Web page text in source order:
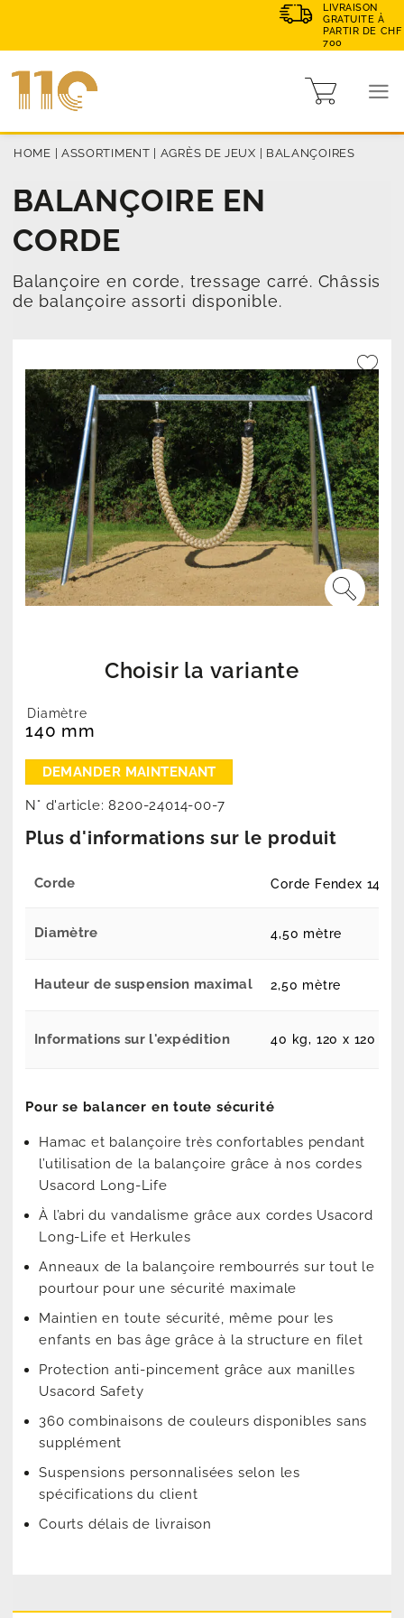
LIVRAISON
GRATUITE À
PARTIR DE CHF
700
HOME ASSORTIMENT AGRÈS DE JEUX BALANÇOIRES
BALANÇOIRE EN
CORDE
Balançoire en corde, tressage carré. Châssis
de balançoire assorti disponible.
Choisir la variante
Diamètre
140 mm
N° d'article:8200-24014-00-7
Plus d'informations sur le produit
Corde Corde Fendex 140
Diamètre 4,50 mètre
Hauteur de suspension maximal 2,50 mètre
Informations sur l'expédition 40 kg, 120 x 120 x
Pour se balancer en toute sécurité
Hamac et balançoire très confortables pendant
l’utilisation de la balançoire grâce à nos cordes
Usacord Long-Life
À l’abri du vandalisme grâce aux cordes Usacord
Long-Life et Herkules
Anneaux de la balançoire rembourrés sur tout le
pourtour pour une sécurité maximale
Maintien en toute sécurité, même pour les
enfants en bas âge grâce à la structure en filet
Protection anti-pincement grâce aux manilles
Usacord Safety
360 combinaisons de couleurs disponibles sans
supplément
Suspensions personnalisées selon les
spécifications du client
Courts délais de livraison